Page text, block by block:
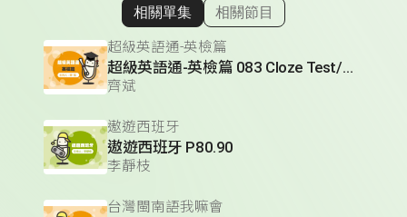
顯示相關單集
相關單集 相關節目
超級英語通-英檢篇
超級英語通-英檢篇 083 Cloze Test/段落填空-13
齊斌
遨遊西班牙
遨遊西班牙 P80.90
李靜枝
台灣閩南語我嘛會